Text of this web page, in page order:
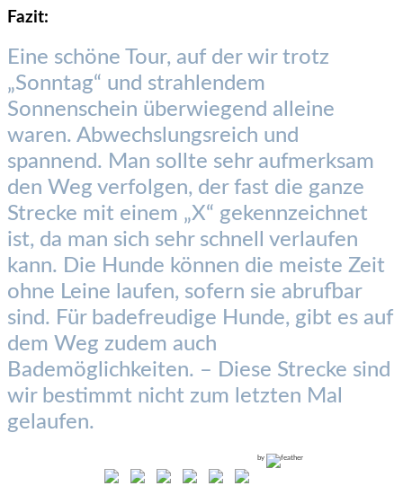
Fazit:
Eine schöne Tour, auf der wir trotz
„Sonntag“ und strahlendem
Sonnenschein überwiegend alleine
waren. Abwechslungsreich und
spannend. Man sollte sehr aufmerksam
den Weg verfolgen, der fast die ganze
Strecke mit einem „X“ gekennzeichnet
ist, da man sich sehr schnell verlaufen
kann. Die Hunde können die meiste Zeit
ohne Leine laufen, sofern sie abrufbar
sind. Für badefreudige Hunde, gibt es auf
dem Weg zudem auch
Bademöglichkeiten. – Diese Strecke sind
wir bestimmt nicht zum letzten Mal
gelaufen.
by